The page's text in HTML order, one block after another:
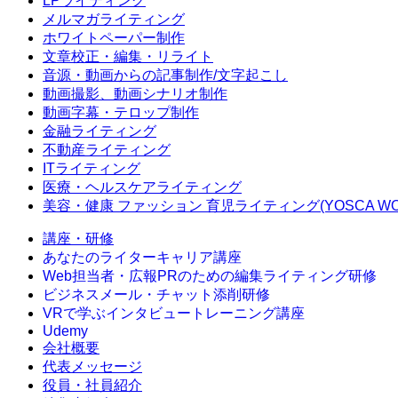
メルマガライティング
ホワイトペーパー制作
文章校正・編集・リライト
音源・動画からの記事制作/文字起こし
動画撮影、動画シナリオ制作
動画字幕・テロップ制作
金融ライティング
不動産ライティング
ITライティング
医療・ヘルスケアライティング
美容・健康 ファッション 育児ライティング(YOSCA
講座・研修
あなたのライターキャリア講座
Web担当者・広報PRのための編集ライティング研修
ビジネスメール・チャット添削研修
VRで学ぶインタビュートレーニング講座
Udemy
会社概要
代表メッセージ
役員・社員紹介